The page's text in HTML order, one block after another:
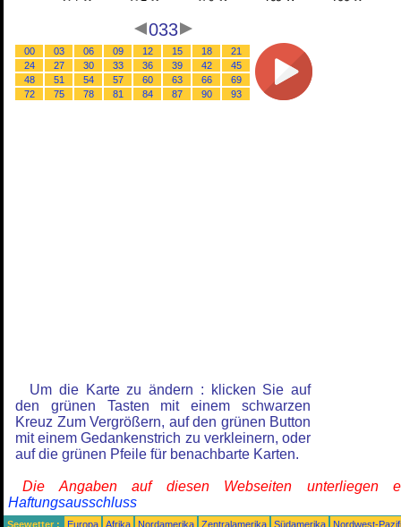
033
00 03 06 09 12 15 18
21
24
27 30 33 36 39 42
45
48
51 54 57 60 63 66
69
72
75 78 81 84 87 90 93
Um die Karte zu ändern : klicken Sie auf
den grünen Tasten mit einem schwarzen
Kreuz Zum Vergrößern, auf den grünen Button
mit einem Gedankenstrich zu verkleinern, oder
auf die grünen Pfeile für benachbarte Karten.
Die Angaben auf diesen Webseiten unterliegen
Haftungsausschluss
Seewetter : Europa Afrika Nordamerika Zentralamerika Südamerika
Nordwest-